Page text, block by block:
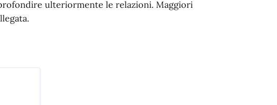
ulteriormente le relazioni. Maggiori